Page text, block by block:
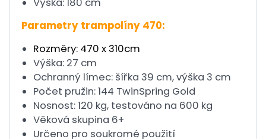
Parametry trampolíny 470:
Rozměry: 470 x 310cm
Výška: 27 cm
Ochranný límec: šířka 39 cm, výška 3 cm
Počet pružin: 144 TwinSpring Gold
Nosnost: 120 kg, testováno na 600 kg
Věková skupina 6+
Určeno pro soukromé použití